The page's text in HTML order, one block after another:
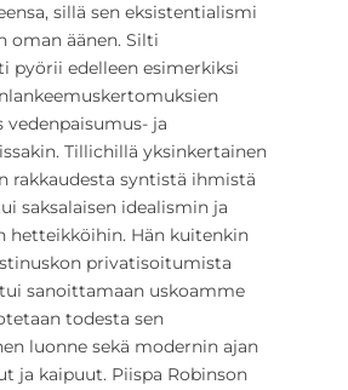
sillä sen eksistentialismi
oman äänen. Silti
pyörii edelleen esimerkiksi
vedenpaisumus- ja
Tillichillä yksinkertainen
rakkaudesta syntistä ihmistä
saksalaisen idealismin ja
hetteikköihin. Hän kuitenkin
privatisoitumista
sanoittamaan uskoamme
todesta sen
luonne sekä modernin ajan
ja kaipuut. Piispa Robinson